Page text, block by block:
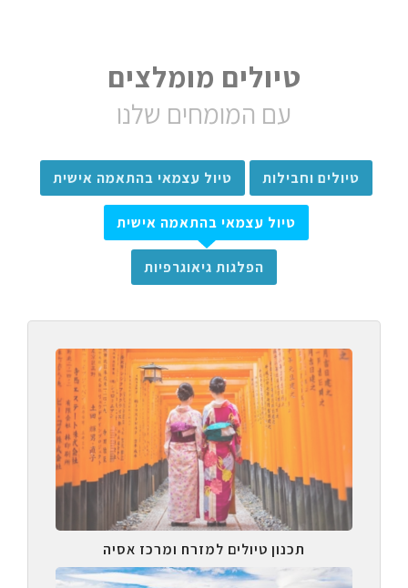
טיולים מומלצים
עם המומחים שלנו
טיולים וחבילות טיול עצמאי בהתאמה אישית
טיול עצמאי בהתאמה אישית
הפלגות גיאוגרפיות
תכנון טיולים למזרח ומרכז אסיה